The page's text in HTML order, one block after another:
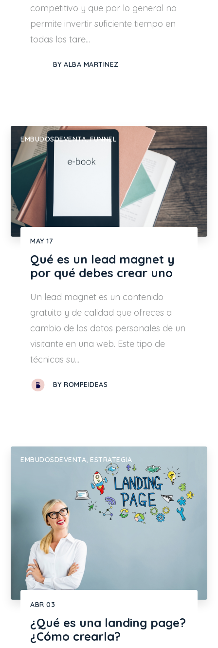
competitivo y que por lo general no
permite invertir suficiente tiempo en
todas las tare...
BY ALBA MARTINEZ
EMBUDOSDEVENTA,FUNNEL
MAY 17
Qué es un lead magnet y
por qué debes crear uno
Un lead magnet es un contenido
gratuito y de calidad que ofreces a
cambio de los datos personales de un
visitante en una web. Este tipo de
técnicas su...
BY ROMPEIDEAS
EMBUDOSDEVENTA,ESTRATEGIA
ABR 03
¿Qué es una landing page?
¿Cómo crearla?